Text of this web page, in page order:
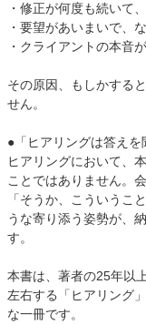
・修正が何度も続いて
・要望があいまいで、
・クライアントの本音
その原因、もしかする
せん。
●「ヒアリングは答えを
ヒアリングにおいて、
ことではありません。
「そうか、こういうこ
うな寄り添う姿勢が、
す。
本書は、著者の25年以
左右する「ヒアリング
な一冊です。